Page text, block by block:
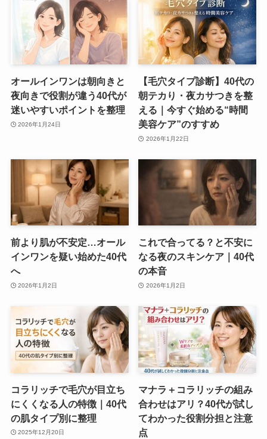
オールインワンは朝向きと
夜向きで役割が違う40代が
迷いやすいポイントを整理
2026年1月24日
【毛穴タイプ診断】40代の
朝テカり・夜カサつきを整
える｜今すぐ始める“時間
美容ケア”のすすめ
2026年1月22日
前より肌が不安定…オール
インワンを疑い始めた40代
へ
2026年1月2日
これで合ってる？と不安に
なる夜のスキンケア｜40代
の本音
2026年1月2日
コラリッチで毛穴が目立ち
にくくなる人の特徴｜40代
の肌タイプ別に整理
2025年12月20日
マナラ＋コラリッチの組み
合わせはアリ？40代が試し
てわかった役割分担と注意
点